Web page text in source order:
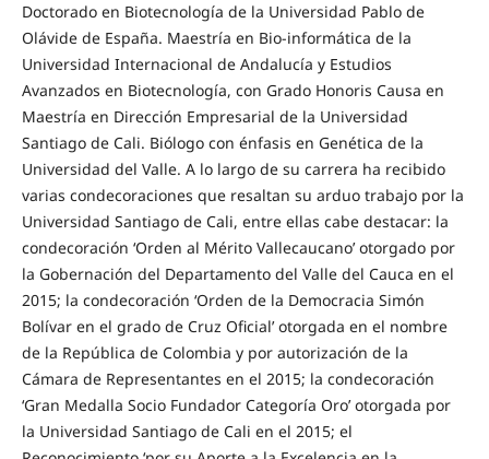
Doctorado en Biotecnología de la Universidad Pablo de
Olávide de España. Maestría en Bio-informática de la
Universidad Internacional de Andalucía y Estudios
Avanzados en Biotecnología, con Grado Honoris Causa en
Maestría en Dirección Empresarial de la Universidad
Santiago de Cali. Biólogo con énfasis en Genética de la
Universidad del Valle. A lo largo de su carrera ha recibido
varias condecoraciones que resaltan su arduo trabajo por la
Universidad Santiago de Cali, entre ellas cabe destacar: la
condecoración ‘Orden al Mérito Vallecaucano’ otorgado por
la Gobernación del Departamento del Valle del Cauca en el
2015; la condecoración ‘Orden de la Democracia Simón
Bolívar en el grado de Cruz Oficial’ otorgada en el nombre
de la República de Colombia y por autorización de la
Cámara de Representantes en el 2015; la condecoración
‘Gran Medalla Socio Fundador Categoría Oro’ otorgada por
la Universidad Santiago de Cali en el 2015; el